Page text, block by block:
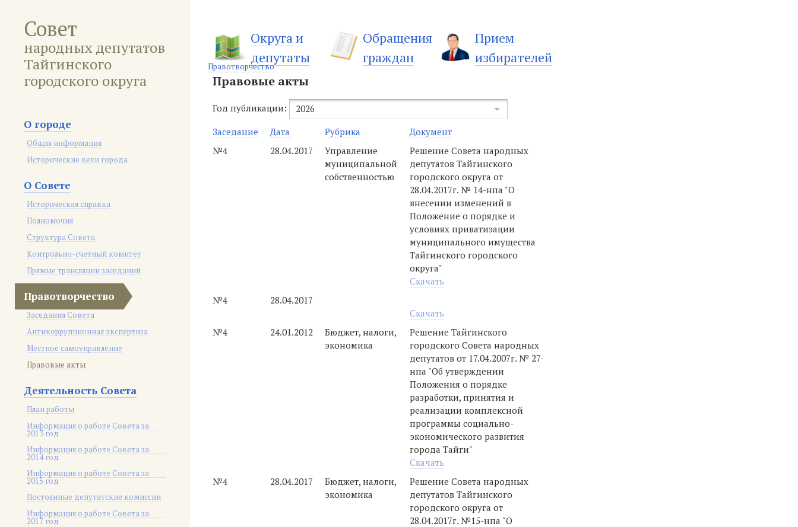
Совет
народных депутатов
Тайгинского
городского округа
О городе
Общая информация
Исторические вехи города
О Совете
Историческая справка
Полномочия
Структура Совета
Контрольно-счетный комитет
Прямые трансляции заседаний
Правотворчество
Заседания Совета
Антикоррупционная экспертиза
Местное самоуправление
Правовые акты
Деятельность Совета
План работы
Информация о работе Совета за
2013 год
Информация о работе Совета за
2014 год
Информация о работе Совета за
2015 год
Постоянные депутатские комиссии
Информация о работе Совета за
2017 год
Округа и
депутаты
Обращения
граждан
Прием
избирателей
Правотворчество
Правовые акты
Год публикации:
2026
Заседание
Дата Рубрика
Документ
№4
28.04.2017
Управление
муниципальной
собственностью
Решение Совета народных
депутатов Тайгинского
городского округа от
28.04.2017г. № 14-нпа "О
внесении изменений в
Положение о порядке и
условиях приватизации
муниципального имущества
Тайгинского городского
округа"
Скачать
№4
28.04.2017
Скачать
№4
24.01.2012
Бюджет, налоги,
экономика
Решение Тайгинского
городского Совета народных
депутатов от 17.04.2007г. № 27-
нпа "Об утверждении
Положения о порядке
разработки, принятия и
реализации комплексной
программы социально-
экономического развития
города Тайги"
Скачать
№4
28.04.2017
Бюджет, налоги,
экономика
Решение Совета народных
депутатов Тайгинского
городского округа от
28.04.2017г. №15-нпа "О